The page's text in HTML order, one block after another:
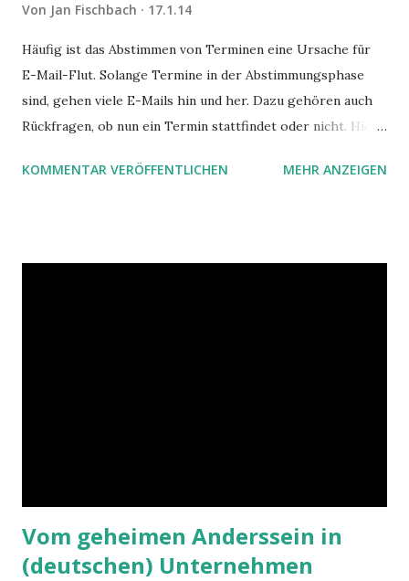
Von Jan Fischbach 17.1.14
Häufig ist das Abstimmen von Terminen eine Ursache für
E-Mail-Flut. Solange Termine in der Abstimmungsphase
sind, gehen viele E-Mails hin und her. Dazu gehören auch
Rückfragen, ob nun ein Termin stattfindet oder nicht. Hier
Hilfe von Outlook.
KOMMENTAR VERÖFFENTLICHEN MEHR ANZEIGEN
Vom geheimen Anderssein in
(deutschen) Unternehmen